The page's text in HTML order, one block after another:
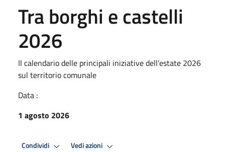
Tra borghi e castelli
2026
Il calendario delle principali iniziative dell'estate 2026
sul territorio comunale
Data :
1 agosto 2026
Condividi Vedi azioni